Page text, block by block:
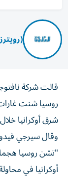
قالت شركة
⁠روسيا شنت
شرق أوكرانيا
وقال سيرجي
"تشن روسيا
أوكرانيا في